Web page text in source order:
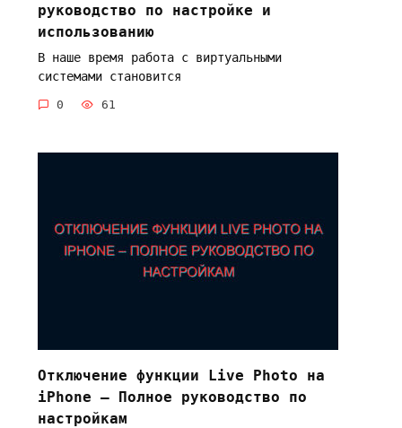
руководство по настройке и
использованию
В наше время работа с виртуальными
системами становится
0 61
Отключение функции Live Photo на
iPhone – Полное руководство по
настройкам